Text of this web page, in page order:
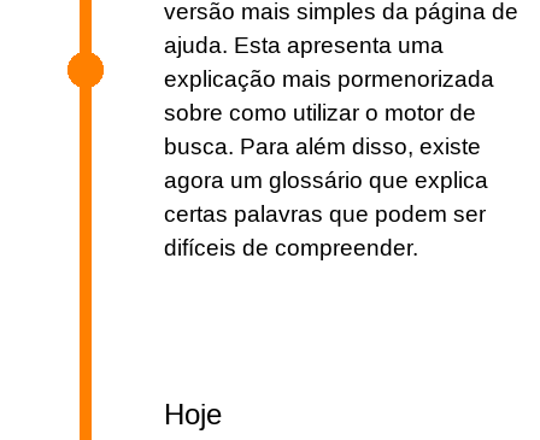
versão mais simples da página de
ajuda. Esta apresenta uma
explicação mais pormenorizada
sobre como utilizar o motor de
busca. Para além disso, existe
agora um glossário que explica
certas palavras que podem ser
difíceis de compreender.
Hoje